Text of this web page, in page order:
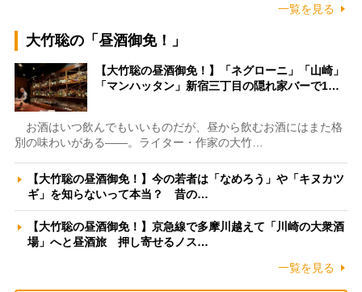
一覧を見る
大竹聡の「昼酒御免！」
【大竹聡の昼酒御免！】「ネグローニ」「山崎」
「マンハッタン」新宿三丁目の隠れ家バーで1…
お酒はいつ飲んでもいいものだが、昼から飲むお酒にはまた格
別の味わいがある――。ライター・作家の大竹…
【大竹聡の昼酒御免！】今の若者は「なめろう」や「キヌカツ
ギ」を知らないって本当？ 昔の…
【大竹聡の昼酒御免！】京急線で多摩川越えて「川崎の大衆酒
場」へと昼酒旅 押し寄せるノス…
一覧を見る